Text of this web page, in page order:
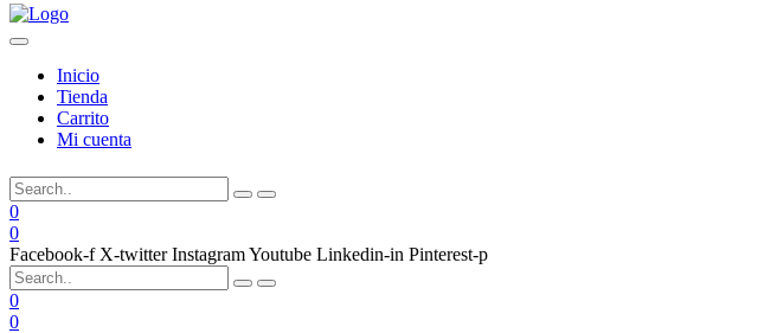
Inicio
Tienda
Carrito
Mi cuenta
0
0
Facebook-f X-twitter InstagramYoutube Linkedin-in Pinterest-p
0
0